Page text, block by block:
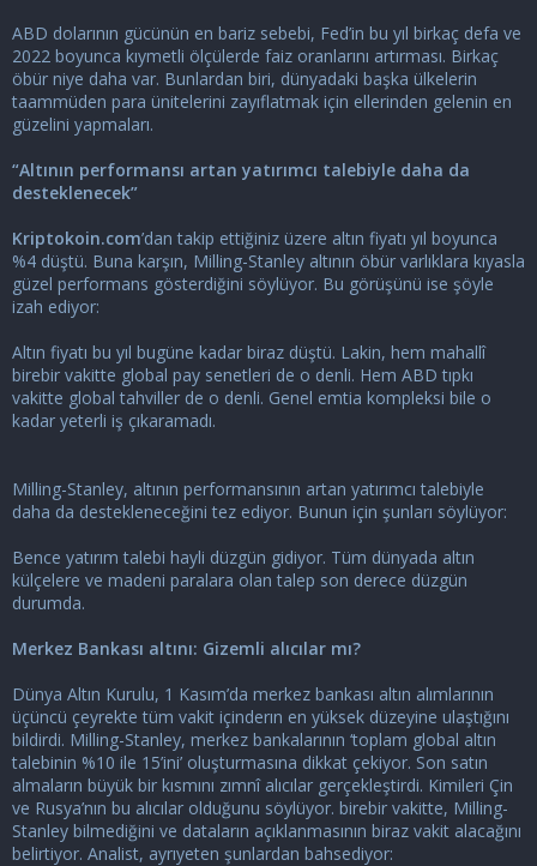
ABD dolarının gücünün en bariz sebebi, Fed’in bu yıl birkaç defa ve
2022 boyunca kıymetli ölçülerde faiz oranlarını artırması. Birkaç
öbür niye daha var. Bunlardan biri, dünyadaki başka ülkelerin
taammüden para ünitelerini zayıflatmak için ellerinden gelenin en
güzelini yapmaları.
“Altının performansı artan yatırımcı talebiyle daha da
desteklenecek”
Kriptokoin.com’dan takip ettiğiniz üzere altın fiyatı yıl boyunca
%4 düştü. Buna karşın, Milling-Stanley altının öbür varlıklara kıyasla
güzel performans gösterdiğini söylüyor. Bu görüşünü ise şöyle
izah ediyor:
Altın fiyatı bu yıl bugüne kadar biraz düştü. Lakin, hem mahallî
birebir vakitte global pay senetleri de o denli. Hem ABD tıpkı
vakitte global tahviller de o denli. Genel emtia kompleksi bile o
kadar yeterli iş çıkaramadı.
Milling-Stanley, altının performansının artan yatırımcı talebiyle
daha da destekleneceğini tez ediyor. Bunun için şunları söylüyor:
Bence yatırım talebi hayli düzgün gidiyor. Tüm dünyada altın
külçelere ve madeni paralara olan talep son derece düzgün
durumda.
Merkez Bankası altını: Gizemli alıcılar mı?
Dünya Altın Kurulu, 1 Kasım’da merkez bankası altın alımlarının
üçüncü çeyrekte tüm vakit içinderın en yüksek düzeyine ulaştığını
bildirdi. Milling-Stanley, merkez bankalarının ‘toplam global altın
talebinin %10 ile 15’ini’ oluşturmasına dikkat çekiyor. Son satın
almaların büyük bir kısmını zımnî alıcılar gerçekleştirdi. Kimileri Çin
ve Rusya’nın bu alıcılar olduğunu söylüyor. birebir vakitte, Milling-
Stanley bilmediğini ve dataların açıklanmasının biraz vakit alacağını
belirtiyor. Analist, ayrıyeten şunlardan bahsediyor: